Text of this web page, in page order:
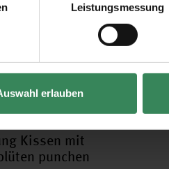
Leistungsmessung
erlauben
Kissen mit
punchen